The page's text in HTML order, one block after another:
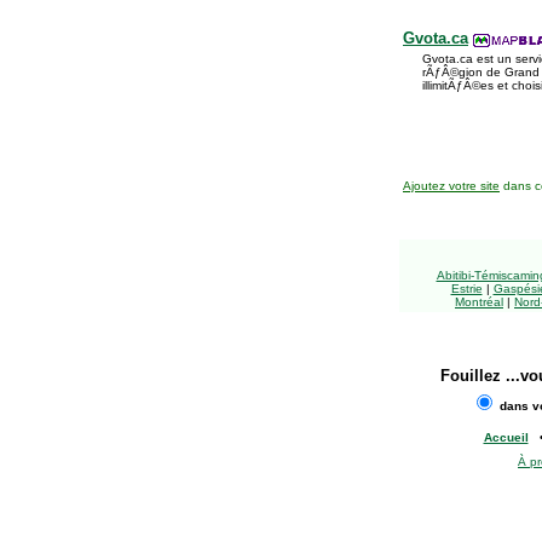
Gvota.ca
Gvota.ca est un
rÃƒÂ©gion de
illimitÃƒÂ©es et
Ajoutez votre site dans
Abitibi-
Estrie |
Montréal |
Fouillez
dans
Accueil
À